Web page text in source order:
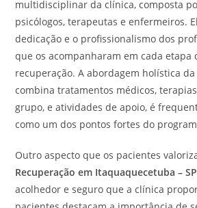
multidisciplinar da clínica, composta
psicólogos, terapeutas e enfermeiros.
dedicação e o profissionalismo dos
que os acompanharam em cada etapa
recuperação. A abordagem holística
combina tratamentos médicos,
grupo, e atividades de apoio, é
como um dos pontos fortes do
Outro aspecto que os pacientes
Recuperação em Itaquaquecetuba – SP
acolhedor e seguro que a clínica